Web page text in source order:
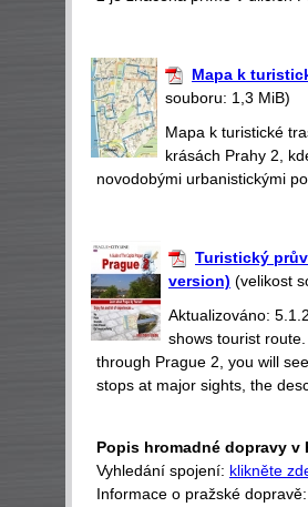
Mapa k
souboru: 1,3 MiB)
Mapa k turistické
krásách Prahy 2,
novodobými urbanistickými
Turistický
version) (velikost
Aktualizováno:
shows tourist
through Prague 2, you will
stops at major sights, the
Popis hromadné dopravy v
Vyhledání spojení: klikněte
Informace o pražské